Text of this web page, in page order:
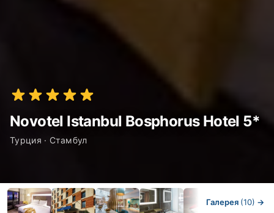
Novotel Istanbul Bosphorus Hotel 5*
Турция · Стамбул
Галерея (10) →